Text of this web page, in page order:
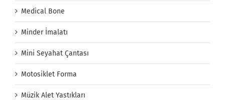
Medical Bone
Minder İmalatı
Mini Seyahat Çantası
Motosiklet Forma
Müzik Alet Yastıkları